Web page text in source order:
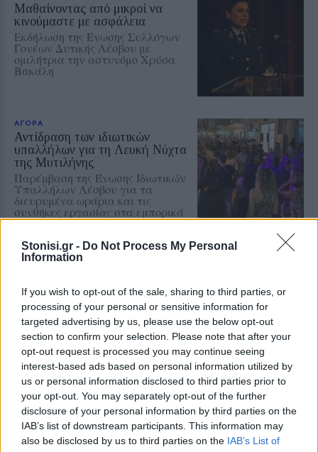
Stonisi.gr - Do Not Process My Personal
Information
If you wish to opt-out of the sale, sharing to third parties, or
processing of your personal or sensitive information for
targeted advertising by us, please use the below opt-out
section to confirm your selection. Please note that after your
opt-out request is processed you may continue seeing
interest-based ads based on personal information utilized by
us or personal information disclosed to third parties prior to
your opt-out. You may separately opt-out of the further
disclosure of your personal information by third parties on the
IAB’s list of downstream participants. This information may
also be disclosed by us to third parties on the IAB’s List of
Μαθαίνοντας από μικροί να
κινούμαστε με ασφάλεια
Εκδήλωση της Ένωσης Συλλόγων
Γονέων Δυτικής Λέσβου με
ομιλήτρια την αστυνόμο Χρύσα
Βακάλη
ΑΓΟΡΑ
Αντίδραση των ιδιωτικών
υπαλλήλων για τη Λευκή Νύχτα
της Μυτιλήνης
Παρέμβαση της Ένωσης Ιδιωτικών
Υπαλλήλων Λέσβου για τα
διευρυμένα ωράρια και τις
συνθήκες εργασίας στα εμπορικά
καταστήματα
ΔΡΑΣΕΙΣ
Ξεκίνησε εκστρατεία
συγκέντρωσης χρημάτων για την
αγορά νέου πυροσβεστικού
οχήματος 4Χ4
ΔΡΑΣΕΙΣ
Μνήμες προσφυγιάς και μήνυμα
ειρήνης στο Πολύκεντρο
Πλωμαρίου
Κατάμεστη η αίθουσα στην